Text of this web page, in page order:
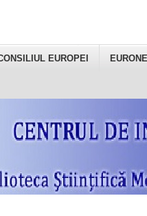
EUROPEI